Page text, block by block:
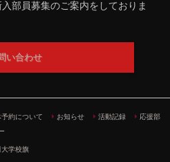
部員募集のご案内をしておりま
い合わせ
約について お知らせ 活動記録
応援部
学校旗